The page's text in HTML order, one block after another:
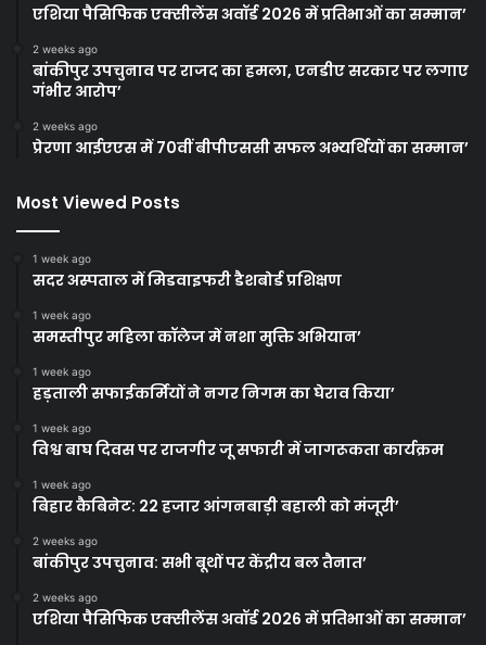
एशिया पैसिफिक एक्सीलेंस अवॉर्ड 2026 में प्रतिभाओं का सम्मान’
2 weeks ago
बांकीपुर उपचुनाव पर राजद का हमला, एनडीए सरकार पर लगाए
गंभीर आरोप’
2 weeks ago
प्रेरणा आईएएस में 70वीं बीपीएससी सफल अभ्यर्थियों का सम्मान’
Most Viewed Posts
1 week ago
सदर अस्पताल में मिडवाइफरी डैशबोर्ड प्रशिक्षण
1 week ago
समस्तीपुर महिला कॉलेज में नशा मुक्ति अभियान’
1 week ago
हड़ताली सफाईकर्मियों ने नगर निगम का घेराव किया’
1 week ago
विश्व बाघ दिवस पर राजगीर जू सफारी में जागरूकता कार्यक्रम
1 week ago
बिहार कैबिनेट: 22 हजार आंगनबाड़ी बहाली को मंजूरी’
2 weeks ago
बांकीपुर उपचुनाव: सभी बूथों पर केंद्रीय बल तैनात’
2 weeks ago
एशिया पैसिफिक एक्सीलेंस अवॉर्ड 2026 में प्रतिभाओं का सम्मान’